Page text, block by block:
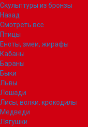
Скульптуры из бронзы
Назад
Смотреть все
Птицы
Еноты, змеи, жирафы
Кабаны
Бараны
Быки
Львы
Лошади
Лисы, волки, крокодилы
Медведи
Лягушки